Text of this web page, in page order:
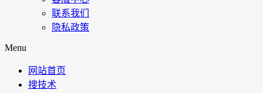
联系我们
隐私政策
Menu
网站首页
搜技术